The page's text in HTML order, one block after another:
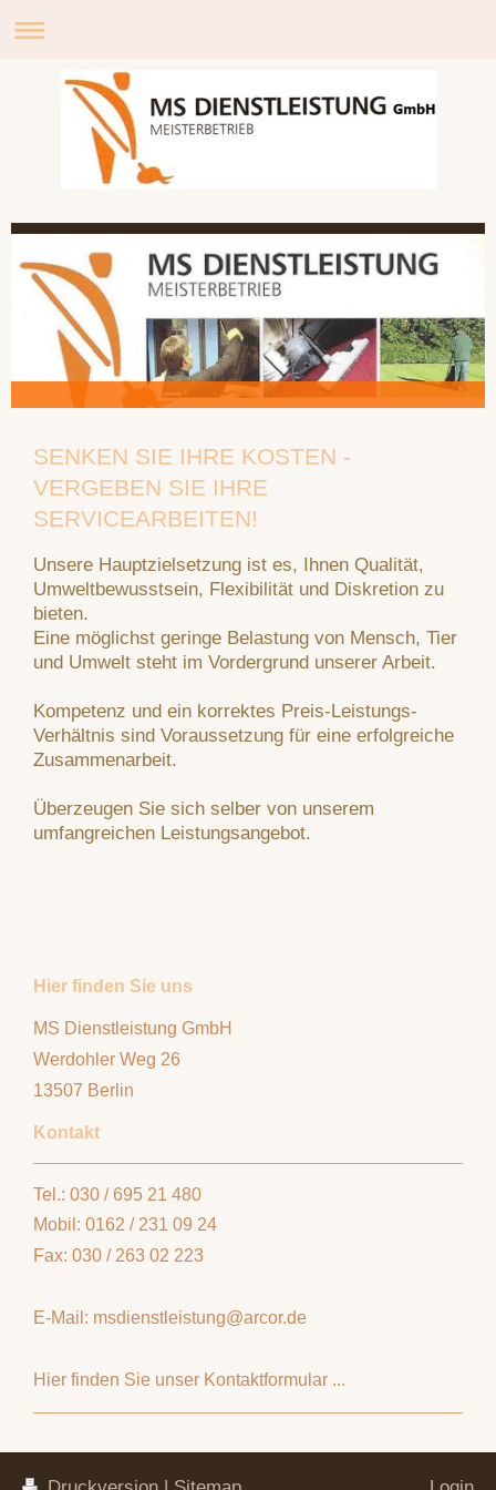
SENKEN SIE IHRE KOSTEN -
VERGEBEN SIE IHRE
SERVICEARBEITEN!
Unsere Hauptzielsetzung ist es, Ihnen Qualität,
Umweltbewusstsein, Flexibilität und Diskretion zu
bieten.
Eine möglichst geringe Belastung von Mensch, Tier
und Umwelt steht im Vordergrund unserer Arbeit.
Kompetenz und ein korrektes Preis-Leistungs-
Verhältnis sind Voraussetzung für eine erfolgreiche
Zusammenarbeit.
Überzeugen Sie sich selber von unserem
umfangreichen Leistungsangebot.
Hier finden Sie uns
MS Dienstleistung GmbH
Werdohler Weg 26
13507 Berlin
Kontakt
Tel.: 030 / 695 21 480
Mobil: 0162 / 231 09 24
Fax: 030 / 263 02 223
E-Mail: msdienstleistung@arcor.de
Hier finden Sie unser Kontaktformular ...